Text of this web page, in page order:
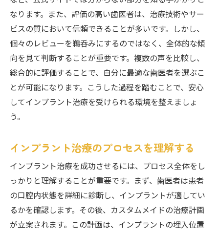
具体的な選択基準を持つ重要性
患者が重視するべき基準とは
柏市での歯科医選びの具体例
インプラント治療における注意点
選択基準を明確にするための方法
患者のニーズを満たすための基準
柏市で最高のインプラント体験を提供する歯医
患者満足度が高い歯医者の特徴
柏市でのインプラントの成功要因
優れた歯科医が持つべき資質
患者を第一に考える治療の提供
インプラント体験を向上させる要因
なります。また、評価の高い歯医者は、治療技術やサー
ビスの質において信頼できることが多いです。しかし、
個々のレビューを鵜呑みにするのではなく、全体的な傾
向を見て判断することが重要です。複数の声を比較し、
総合的に評価することで、自分に最適な歯医者を選ぶこ
とが可能になります。こうした過程を踏むことで、安心
してインプラント治療を受けられる環境を整えましょ
う。
インプラント治療のプロセスを理解する
インプラント治療を成功させるには、プロセス全体をし
っかりと理解することが重要です。まず、歯医者は患者
の口腔内状態を詳細に診断し、インプラントが適してい
るかを確認します。その後、カスタムメイドの治療計画
が立案されます。この計画は、インプラントの埋入位置